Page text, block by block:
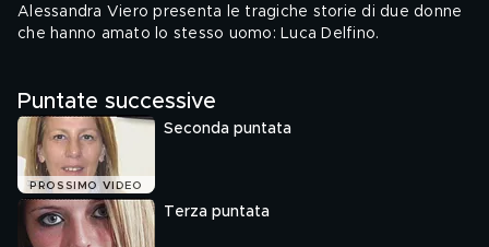
Alessandra Viero presenta le tragiche storie di due donne
che hanno amato lo stesso uomo: Luca Delfino.
Puntate successive
PROSSIMO VIDEO
Seconda puntata
Terza puntata